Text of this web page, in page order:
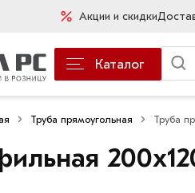
Акции и скидки
Каталог
Труба прямоугольная Труба